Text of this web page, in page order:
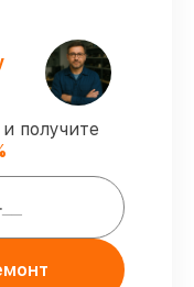
Zing E10,
работы по
с
получите